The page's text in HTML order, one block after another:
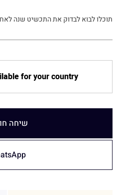
תוכלו לבוא לבדוק את התכשיט שנה
for your country
שיחה